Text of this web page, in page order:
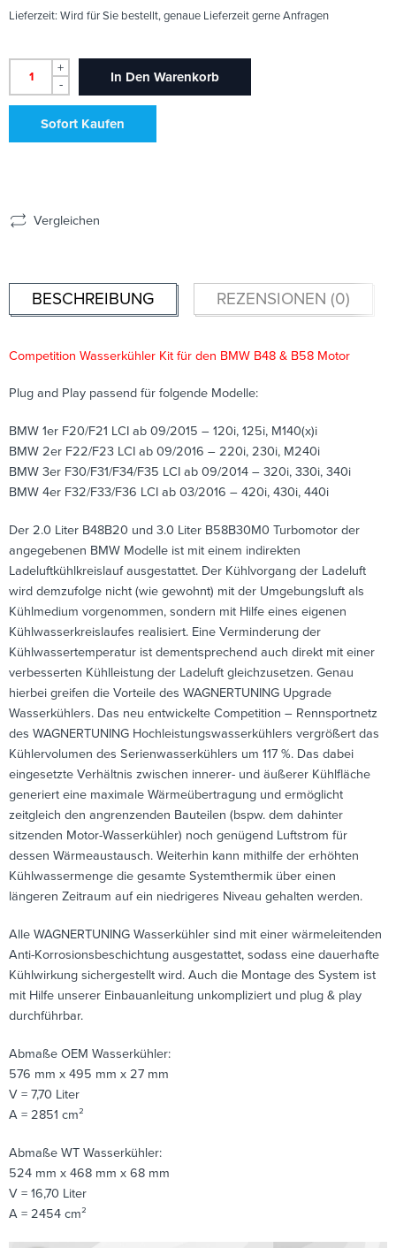
Lieferzeit: Wird für Sie bestellt, genaue Lieferzeit gerne Anfragen
+
-
In Den Warenkorb
Sofort Kaufen
Vergleichen
BESCHREIBUNG REZENSIONEN (0)
Competition Wasserkühler Kit für den BMW B48 & B58 Motor
Plug and Play passend für folgende Modelle:
BMW 1er F20/F21 LCI ab 09/2015 – 120i, 125i, M140(x)i
BMW 2er F22/F23 LCI ab 09/2016 – 220i, 230i, M240i
BMW 3er F30/F31/F34/F35 LCI ab 09/2014 – 320i, 330i, 340i
BMW 4er F32/F33/F36 LCI ab 03/2016 – 420i, 430i, 440i
Der 2.0 Liter B48B20 und 3.0 Liter B58B30M0 Turbomotor der
angegebenen BMW Modelle ist mit einem indirekten
Ladeluftkühlkreislauf ausgestattet. Der Kühlvorgang der Ladeluft
wird demzufolge nicht (wie gewohnt) mit der Umgebungsluft als
Kühlmedium vorgenommen, sondern mit Hilfe eines eigenen
Kühlwasserkreislaufes realisiert. Eine Verminderung der
Kühlwassertemperatur ist dementsprechend auch direkt mit einer
verbesserten Kühlleistung der Ladeluft gleichzusetzen. Genau
hierbei greifen die Vorteile des WAGNERTUNING Upgrade
Wasserkühlers. Das neu entwickelte Competition – Rennsportnetz
des WAGNERTUNING Hochleistungswasserkühlers vergrößert das
Kühlervolumen des Serienwasserkühlers um 117 %. Das dabei
eingesetzte Verhältnis zwischen innerer- und äußerer Kühlfläche
generiert eine maximale Wärmeübertragung und ermöglicht
zeitgleich den angrenzenden Bauteilen (bspw. dem dahinter
sitzenden Motor-Wasserkühler) noch genügend Luftstrom für
dessen Wärmeaustausch. Weiterhin kann mithilfe der erhöhten
Kühlwassermenge die gesamte Systemthermik über einen
längeren Zeitraum auf ein niedrigeres Niveau gehalten werden.
Alle WAGNERTUNING Wasserkühler sind mit einer wärmeleitenden
Anti-Korrosionsbeschichtung ausgestattet, sodass eine dauerhafte
Kühlwirkung sichergestellt wird. Auch die Montage des System ist
mit Hilfe unserer Einbauanleitung unkompliziert und plug & play
durchführbar.
Abmaße OEM Wasserkühler:
576 mm x 495 mm x 27 mm
V = 7,70 Liter
A = 2851 cm²
Abmaße WT Wasserkühler:
524 mm x 468 mm x 68 mm
V = 16,70 Liter
A = 2454 cm²